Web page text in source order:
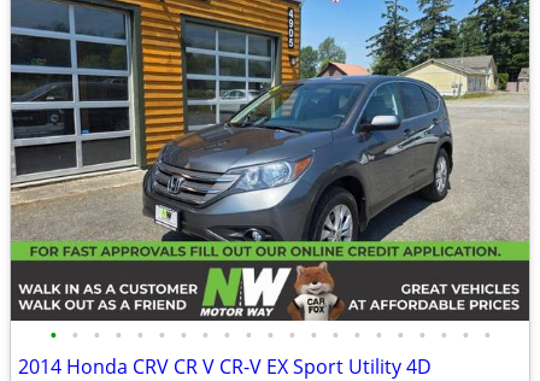
• • • • • • • • • • • • • • • • • • • • •
2014 Honda CRV CR V CR-V EX Sport Utility 4D